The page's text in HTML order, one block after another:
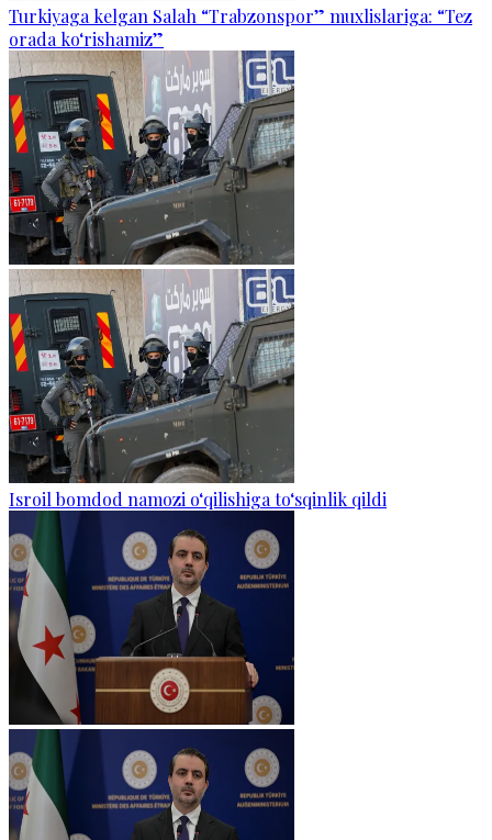
Turkiyaga kelgan Salah “Trabzonspor” muxlislariga: “Tez
orada ko‘rishamiz”
Isroil bomdod namozi o‘qilishiga to‘sqinlik qildi